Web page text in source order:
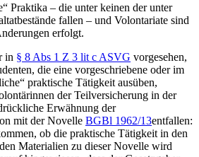
Praktika – die unter keinen der unter
fallen – und Volontariate sind
erfolgt.
in § 8 Abs 1 Z 3 lit c ASVG vorgesehen,
die eine vorgeschriebene oder im
praktische Tätigkeit ausüben,
der Teilversicherung in der
Erwähnung der
mit der Novelle BGBl 1962/13entfallen:
ob die praktische Tätigkeit in den
Materialien zu dieser Novelle wird